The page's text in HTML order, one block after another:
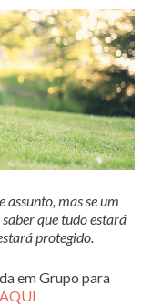
assunto, mas se um
que tudo estará
protegido.
em Grupo para